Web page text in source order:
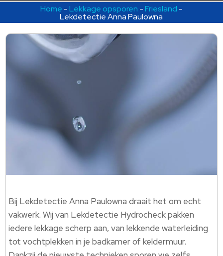
Home -Lekkage opsporen -Friesland -
Lekdetectie Anna Paulowna
Bij Lekdetectie Anna Paulowna draait het om echt
vakwerk.​ Wij van Lekdetectie Hydrocheck pakken
iedere lekkage scherp aan, van lekkende waterleiding
tot vochtplekken in je badkamer of keldermuur.​